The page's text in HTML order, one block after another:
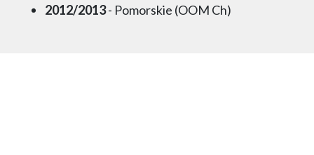
2012/2013- Pomorskie (OOM Ch)